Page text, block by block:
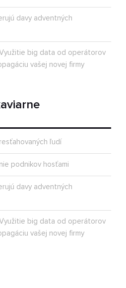
davy adventných
big data od operátorov
vašej novej firmy
ľudí
podnikov hosťami
davy adventných
big data od operátorov
vašej novej firmy